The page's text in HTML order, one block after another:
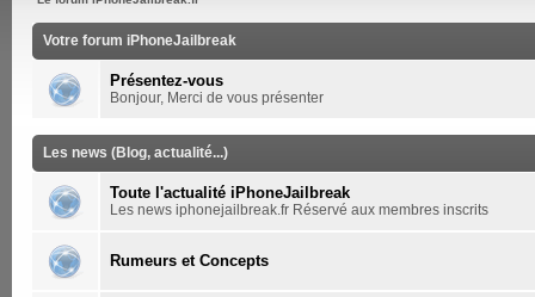
Votre forum iPhoneJailbreak
Présentez-vous
Bonjour, Merci de vous présenter
Les news (Blog, actualité...)
Toute l'actualité iPhoneJailbreak
Les news iphonejailbreak.fr Réservé aux membres inscrits
Rumeurs et Concepts